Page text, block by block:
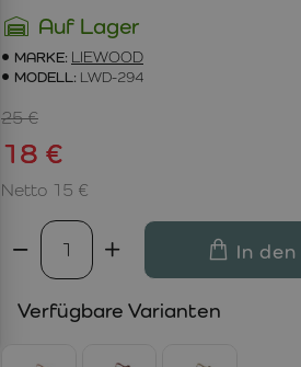
Auf Lager
MARKE: LIEWOOD
MODELL: LWD-294
18 €
25 €
Netto 15 €
In
Verfügbare Varianten